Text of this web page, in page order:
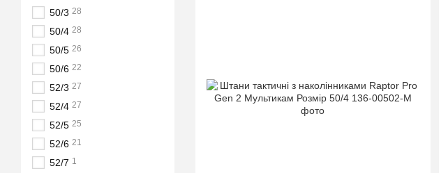
50/3 28
50/4 28
50/5 26
50/6 22
52/3 27
52/4 27
52/5 25
52/6 21
52/7 1